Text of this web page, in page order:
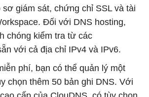
sơ giám sát, chứng chỉ SSL và tài
Đối với DNS hosting,
chóng kiểm tra từ các
với cả địa chỉ IPv4 và IPv6.
phí, bạn có thể quản lý một
chọn thêm 50 bản ghi DNS. Với